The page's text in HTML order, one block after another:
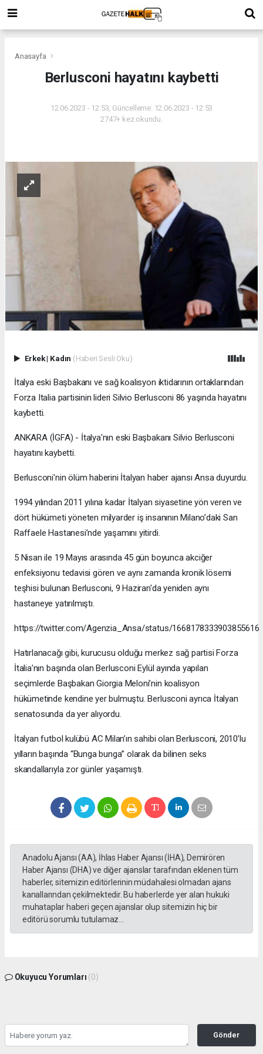
Anasayfa
Berlusconi hayatını kaybetti
12.06.2023 - 12:53, Güncelleme: 12.06.2023 - 12:53
2747+ kez okundu.
Erkek| Kadın (Haberi Sesli Oku)
İtalya eski Başbakanı ve sağ koalisyon iktidarının ortaklarından
Forza Italia partisinin lideri Silvio Berlusconi 86 yaşında hayatını
kaybetti.
ANKARA (İGFA) - İtalya'nın eski Başbakanı Silvio Berlusconi
hayatını kaybetti.
Berlusconi'nin ölüm haberini İtalyan haber ajansı Ansa duyurdu.
1994 yılından 2011 yılına kadar İtalyan siyasetine yön veren ve
dört hükümeti yöneten milyarder iş insanının Milano’daki San
Raffaele Hastanesi’nde yaşamını yitirdi.
5 Nisan ile 19 Mayıs arasında 45 gün boyunca akciğer
enfeksiyonu tedavisi gören ve aynı zamanda kronik lösemi
teşhisi bulunan Berlusconi, 9 Haziran'da yeniden aynı
hastaneye yatırılmıştı.
https://twitter.com/Agenzia_Ansa/status/1668178333903855616
Hatırlanacağı gibi, kurucusu olduğu merkez sağ partisi Forza
İtalia’nın başında olan Berlusconi Eylül ayında yapılan
seçimlerde Başbakan Giorgia Meloni’nin koalisyon
hükümetinde kendine yer bulmuştu. Berlusconi ayrıca İtalyan
senatosunda da yer alıyordu.
İtalyan futbol kulübü AC Milan’ın sahibi olan Berlusconi, 2010’lu
yılların başında “Bunga bunga” olarak da bilinen seks
skandallarıyla zor günler yaşamıştı.
Anadolu Ajansı (AA), İhlas Haber Ajansı (İHA), Demirören
Haber Ajansı (DHA) ve diğer ajanslar tarafından eklenen tüm
haberler, sitemizin editörlerinin müdahalesi olmadan ajans
kanallarından çekilmektedir. Bu haberlerde yer alan hukuki
muhataplar haberi geçen ajanslar olup sitemizin hiç bir
editörü sorumlu tutulamaz...
Okuyucu Yorumları (0)
Gönder